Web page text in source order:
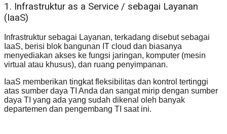
1. Infrastruktur as a Service / sebagai Layanan
(IaaS)
Infrastruktur sebagai Layanan, terkadang disebut sebagai
IaaS, berisi blok bangunan IT cloud dan biasanya
menyediakan akses ke fungsi jaringan, komputer (mesin
virtual atau khusus), dan ruang penyimpanan.
IaaS memberikan tingkat fleksibilitas dan kontrol tertinggi
atas sumber daya TI Anda dan sangat mirip dengan sumber
daya TI yang ada yang sudah dikenal oleh banyak
departemen dan pengembang TI saat ini.